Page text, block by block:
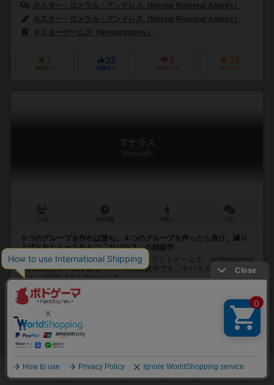
ネスター・ロメラル・アンドレス（Néstor Romeral Andrés）
ネスター・ロメラル・アンドレス（Néstor Romeral Andrés）
ネスターゲームズ（Nestorgames）
7
興味あり
22
経験あり
3
お気に入り
19
持ってる
マナラス
Manalath
５つのグループを作れば勝ち、４つのグループを作ったら負け。練り
上げられたルールをもつ「ヤバラス」の姉妹作
マナラス（Manalath）は2人用アブストラクトゲームで、nestorgames
の代表的なゲームであるヤバラスの姉妹作です。ヤバラスは「4目並べ
だが、3目並べると負けになる...
ディーター・シュタイン（Dieter Stein）
ネスター・ロメラル・
ネスター・ロメラル・アンドレス（Néstor Romeral Andrés）
デ
ネスターゲームズ（Nestorgames）
16